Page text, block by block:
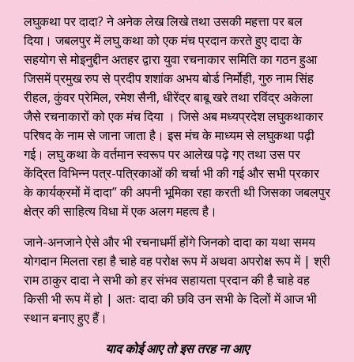
लघुकथा पर दादा? ने अनेक लेख लिखे तथा उसकी महत्ता पर बल
दिया। जबलपुर में लघु कथा को एक मंच प्रदान करते हुए दादा के
सहयोग से मोइनुद्दीन अतहर द्वारा युवा रचनाकार समिति का गठन हुआ
जिसमें प्रमुख रुप से प्रदीप शशांक अभय बोर्ड निर्मोही, गुरु नाम सिंह
रीहल, कुंवर प्रेमिल, रमेश सैनी, धीरेंद्र बाबू खरे तथा रविंद्र अकेला
जैसे रचनाकारों को एक मंच दिया । जिसे अब मध्यप्रदेश लघुकथाकार
परिषद के नाम से जाना जाता है। इस मंच के माध्यम से लघुकथा पढ़ी
गई। लघु कथा के वर्तमान स्वरूप पर आलेख पढ़े गए तथा उस पर
केंद्रित विभिन्न पत्र-पत्रिकाओं की चर्चा भी की गई और सभी प्रकार
के कार्यक्रमों में दादा” की अपनी भूमिका रहा करती थी जिसका जबलपुर
क्षेत्र की साहित्य विधा में एक अलग महत्व है।
जाने-अनजाने ऐसे और भी रचनाधर्मी होंगे जिनको दादा का यथा समय
योगदान मिलता रहा है चाहे वह परोक्ष रूप में अथवा अपरोक्ष रूप में | श्री
राम ठाकुर दादा ने सभी को हर संभव सहायता प्रदान की है चाहे वह
किसी भी रूप में हो | अतः दादा की छवि उन सभी के दिलों में आज भी
स्थान बनाए हुए हैं।
याद कोई आए तो इस तरह ना आए